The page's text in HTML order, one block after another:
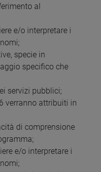
al
e/o interpretare i
specie in
specifico che
servizi pubblici;
verranno attribuiti in
di comprensione
e/o interpretare i